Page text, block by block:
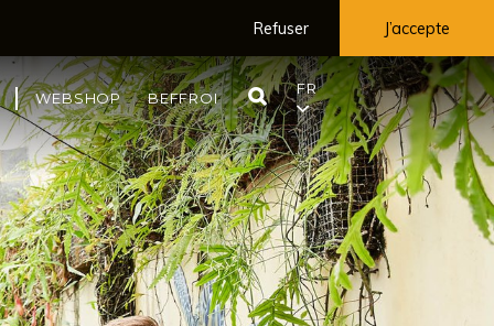
Refuser J’accepte
WEBSHOP BEFFROI RECHERCHE
FR